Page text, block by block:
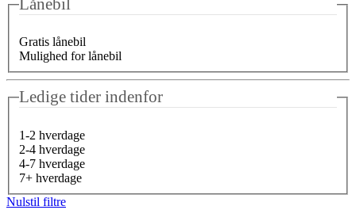
Gratis lånebil
Mulighed for lånebil
Ledige tider indenfor
1-2 hverdage
2-4 hverdage
4-7 hverdage
7+ hverdage
Nulstil filtre